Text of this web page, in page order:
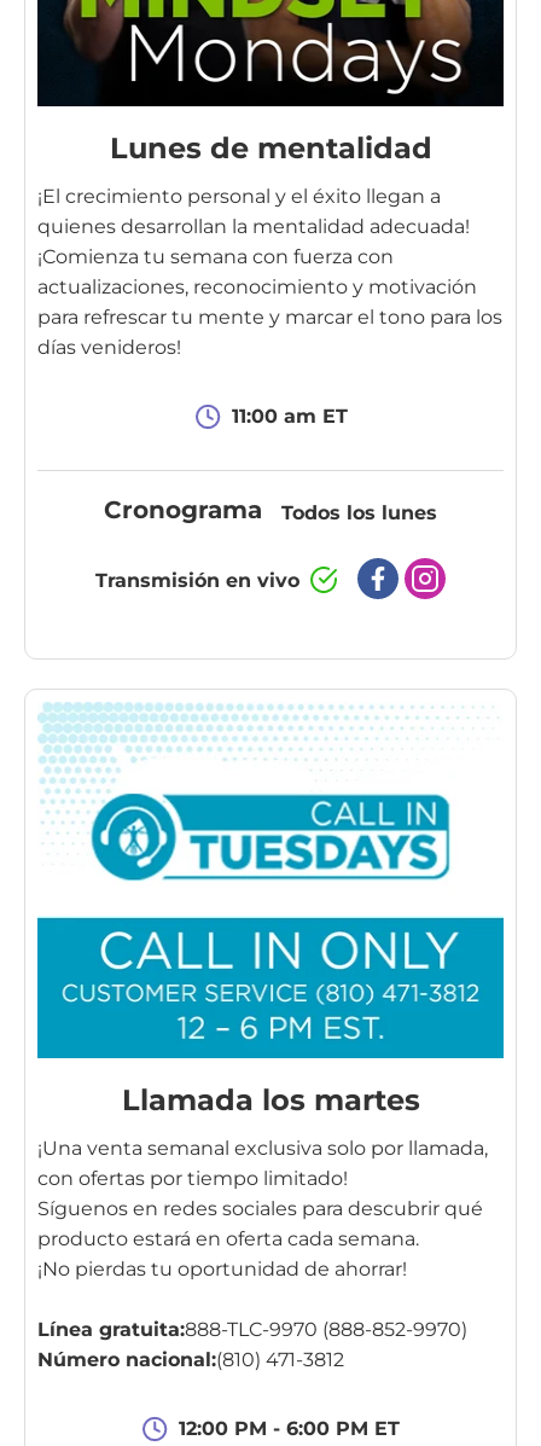
Lunes de mentalidad
¡El crecimiento personal y el éxito llegan a
quienes desarrollan la mentalidad adecuada!
¡Comienza tu semana con fuerza con
actualizaciones, reconocimiento y motivación
para refrescar tu mente y marcar el tono para los
días venideros!
11:00 am ET
Cronograma Todos los lunes
Transmisión en vivo
Llamada los martes
¡Una venta semanal exclusiva solo por llamada,
con ofertas por tiempo limitado!
Síguenos en redes sociales para descubrir qué
producto estará en oferta cada semana.
¡No pierdas tu oportunidad de ahorrar!
Línea gratuita:888-TLC-9970 (888-852-9970)
Número nacional:(810) 471-3812
12:00 PM - 6:00 PM ET